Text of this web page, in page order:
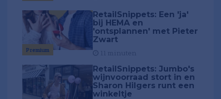
Premium
RetailSnippets: Een 'ja'
bij HEMA en
'ontsplannen' met Pieter
Zwart
RetailSnippets: Jumbo's
wijnvoorraad stort in en
Sharon Hilgers runt een
winkeltje